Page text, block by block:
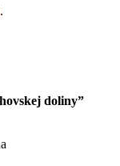
.
doliny”